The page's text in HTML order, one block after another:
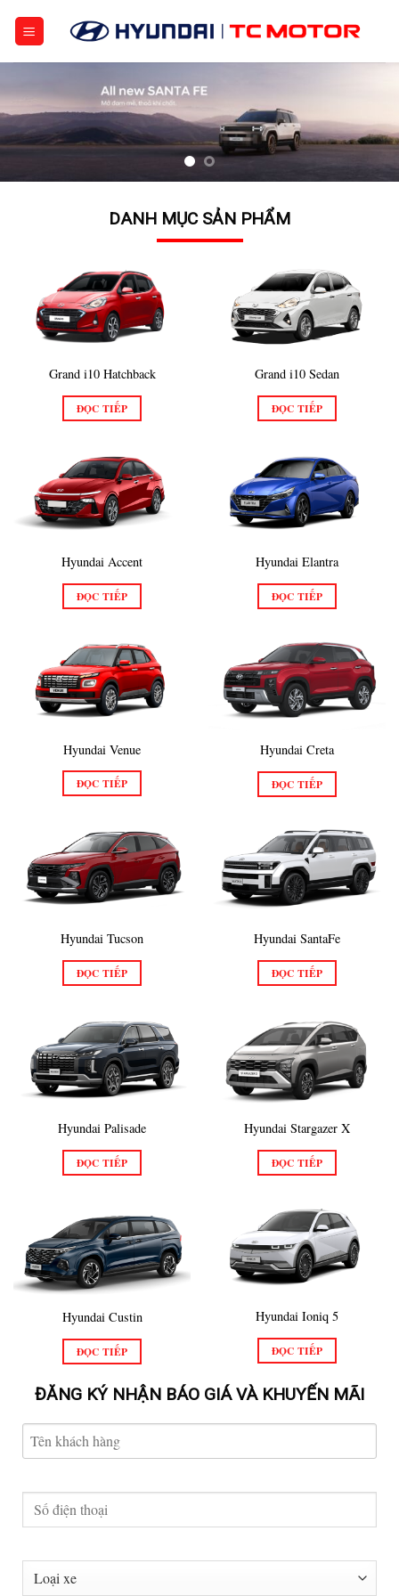
DANH MỤC SẢN PHẨM
Grand i10 Hatchback
ĐỌC TIẾP
Grand i10 Sedan
ĐỌC TIẾP
Hyundai Accent
ĐỌC TIẾP
Hyundai Elantra
ĐỌC TIẾP
Hyundai Venue
ĐỌC TIẾP
Hyundai Creta
ĐỌC TIẾP
Hyundai Tucson
ĐỌC TIẾP
Hyundai SantaFe
ĐỌC TIẾP
Hyundai Palisade
ĐỌC TIẾP
Hyundai Stargazer X
ĐỌC TIẾP
Hyundai Custin
ĐỌC TIẾP
Hyundai Ioniq 5
ĐỌC TIẾP
ĐĂNG KÝ NHẬN BÁO GIÁ VÀ KHUYẾN MÃI